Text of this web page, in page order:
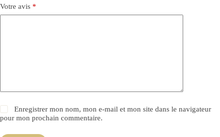
Votre avis *
Enregistrer mon nom, mon e-mail et mon site dans le navigateur
pour mon prochain commentaire.